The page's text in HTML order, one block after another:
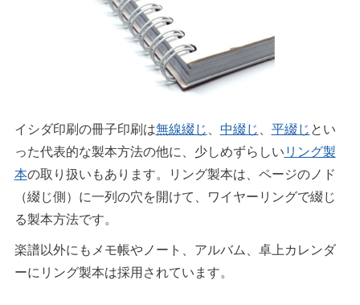
イシダ印刷の冊子印刷は無線綴じ 中綴じ 平綴じ とい
った代表的な製本方法の他に、少しめずらしい リング製
本の取り扱いもあります。リング製本は、ページのノド
（綴じ側）に一列の穴を開けて、ワイヤーリングで綴じ
る製本方法です。
楽譜以外にもメモ帳やノート、アルバム、卓上カレンダ
ーにリング製本は採用されています。